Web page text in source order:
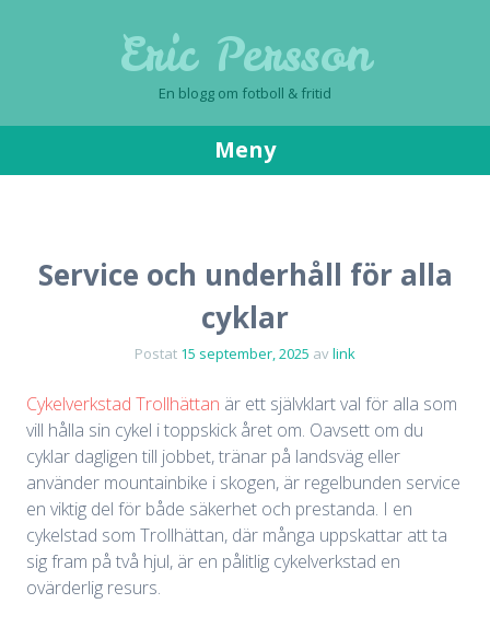
Eric Persson
En blogg om fotboll & fritid
Meny
Service och underhåll för alla
cyklar
Postat 15 september, 2025 avlink
Cykelverkstad Trollhättan är ett självklart val för alla som
vill hålla sin cykel i toppskick året om. Oavsett om du
cyklar dagligen till jobbet, tränar på landsväg eller
använder mountainbike i skogen, är regelbunden service
en viktig del för både säkerhet och prestanda. I en
cykelstad som Trollhättan, där många uppskattar att ta
sig fram på två hjul, är en pålitlig cykelverkstad en
ovärderlig resurs.